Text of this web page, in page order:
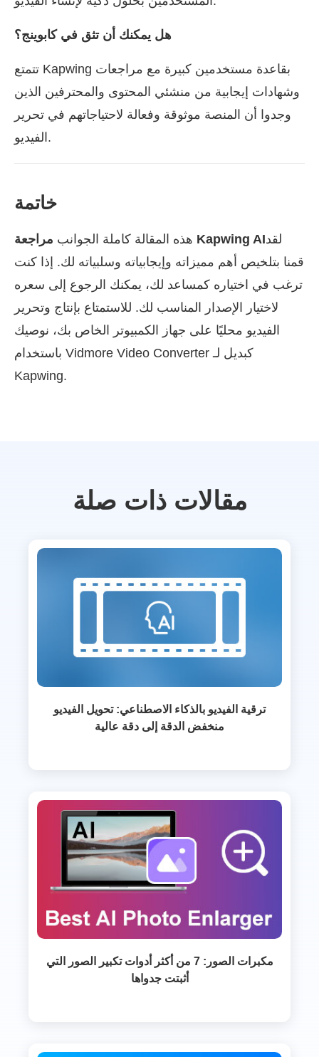
هل يمكنك أن تثق في كابوينج؟
تتمتع Kapwing بقاعدة مستخدمين كبيرة مع مراجعات
وشهادات إيجابية من منشئي المحتوى والمحترفين الذين
وجدوا أن المنصة موثوقة وفعالة لاحتياجاتهم في تحرير
الفيديو.
خاتمة
هذه المقالة كاملة الجوانب مراجعة Kapwing AIلقد
قمنا بتلخيص أهم مميزاته وإيجابياته وسلبياته لك. إذا كنت
ترغب في اختياره كمساعد لك، يمكنك الرجوع إلى سعره
لاختيار الإصدار المناسب لك. للاستمتاع بإنتاج وتحرير
الفيديو محليًا على جهاز الكمبيوتر الخاص بك، نوصيك
باستخدام Vidmore Video Converter كبديل لـ
Kapwing.
مقالات ذات صلة
ترقية الفيديو بالذكاء الاصطناعي: تحويل الفيديو
منخفض الدقة إلى دقة عالية
مكبرات الصور: 7 من أكثر أدوات تكبير الصور التي
أثبتت جدواها